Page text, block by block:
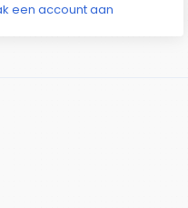
een account aan